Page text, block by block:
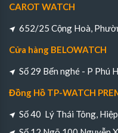
CAROT WATCH
652/25 Cộng Hoà,
Cửa hàng BELOWATCH
Số 29 Bến nghé - P Phú
Đồng Hồ TP-WATCH
Số 40 Lý Thái Tông,